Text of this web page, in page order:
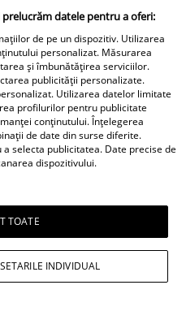
"cheia"
Slăbeşte 5
sănătos şi
timp silueta
datele pentru a oferi:
de pe un dispozitiv. Utilizarea
personalizat. Măsurarea
și îmbunătățirea serviciilor.
publicității personalizate.
Utilizarea datelor limitate
profilurilor pentru publicitate
conținutului. Înțelegerea
de date din surse diferite.
selecta publicitatea. Date precise de
dispozitivului.
TOATE
INDIVIDUAL